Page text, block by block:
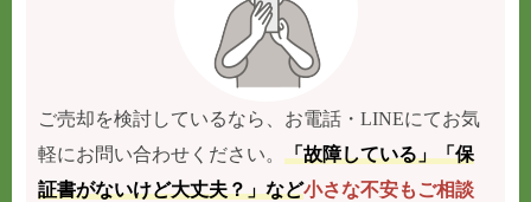
ご売却を検討しているなら、お電話・LINEにてお気
軽にお問い合わせください。「故障している」「保
証書がないけど大丈夫？」など小さな不安もご相談